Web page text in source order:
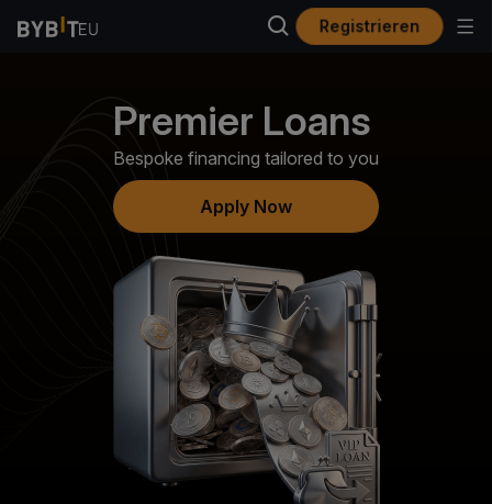
Registrieren
Premier Loans
Bespoke financing tailored to you
Apply Now